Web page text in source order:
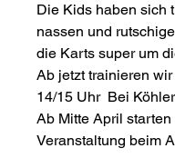
Die Kids haben sich
nassen und
die Karts super um
Ab jetzt trainieren
14/15 Uhr  Bei
Ab Mitte April
Veranstaltung beim